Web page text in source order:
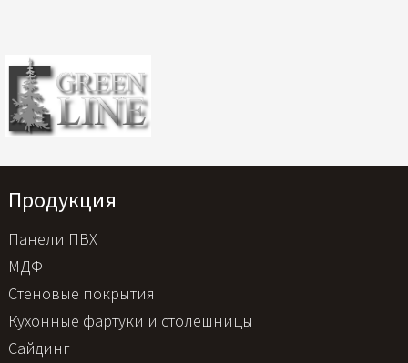
Продукция
Панели ПВХ
МДФ
Стеновые покрытия
Кухонные фартуки и столешницы
Сайдинг